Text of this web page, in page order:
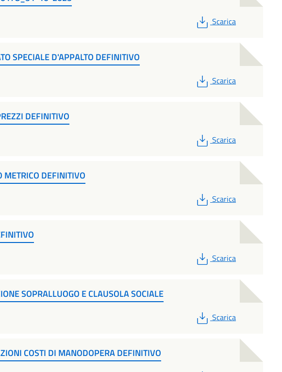
PDF
Scarica
SPECIALE D'APPALTO DEFINITIVO
PDF
Scarica
DEFINITIVO
PDF
Scarica
METRICO DEFINITIVO
PDF
Scarica
PDF
Scarica
SOPRALLUOGO E CLAUSOLA SOCIALE
PDF
Scarica
COSTI DI MANODOPERA DEFINITIVO